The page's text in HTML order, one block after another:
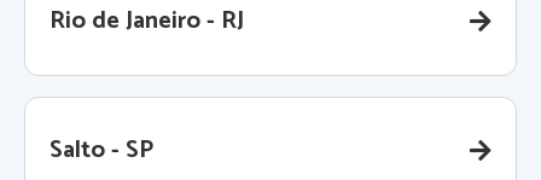
Rio de Janeiro - RJ
Salto - SP